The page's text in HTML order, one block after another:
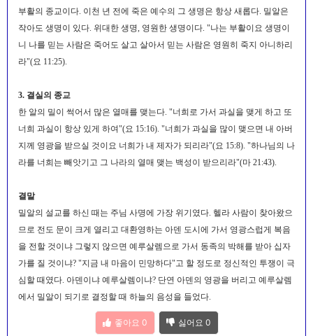
부활의 종교이다. 이천 년 전에 죽은 예수의 그 생명은 항상 새롭다. 밀알은
작아도 생명이 있다. 위대한 생명, 영원한 생명이다. "나는 부활이요 생명이
니 나를 믿는 사람은 죽어도 살고 살아서 믿는 사람은 영원히 죽지 아니하리
라"(요 11:25).
3. 결실의 종교
한 알의 밀이 썩어서 많은 열매를 맺는다. "너희로 가서 과실을 맺게 하고 또
너희 과실이 항상 있게 하여"(요 15:16). "너희가 과실을 많이 맺으면 내 아버
지께 영광을 받으실 것이요 너희가 내 제자가 되리라"(요 15:8). "하나님의 나
라를 너희는 빼앗기고 그 나라의 열매 맺는 백성이 받으리라"(마 21:43).
결말
밀알의 설교를 하신 때는 주님 사명에 가장 위기였다. 헬라 사람이 찾아왔으
므로 전도 문이 크게 열리고 대환영하는 아덴 도시에 가서 영광스럽게 복음
을 전할 것이냐 그렇지 않으면 예루살렘으로 가서 동족의 박해를 받아 십자
가를 질 것이냐? "지금 내 마음이 민망하다"고 할 정도로 정신적인 투쟁이 극
심할 때였다. 아덴이냐 예루살렘이냐? 단연 아덴의 영광을 버리고 예루살렘
에서 밀알이 되기로 결정할 때 하늘의 음성을 들었다.
좋아요 0 싫어요 0